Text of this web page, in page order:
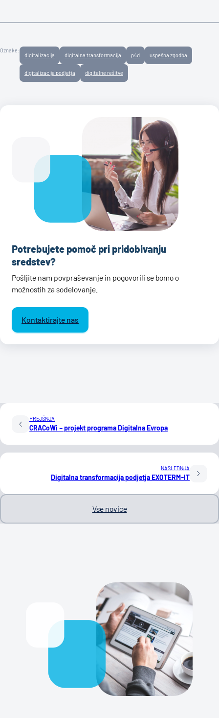
Oznake:
digitalizacija digitalna transformacija p4d uspešna zgodba
digitalizacija podjetja digitalne rešitve
Potrebujete pomoč pri pridobivanju
sredstev?
Pošljite nam povpraševanje in pogovorili se bomo o
možnostih za sodelovanje.
Kontaktirajte nas
PREJŠNJA
CRACoWi – projekt programa Digitalna Evropa
NASLEDNJA
Digitalna transformacija podjetja EXOTERM-IT
Vse novice